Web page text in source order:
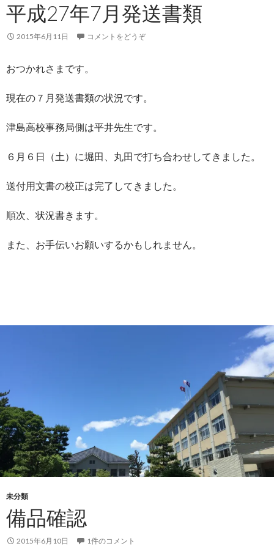
平成27年7月発送書類
2015年6月11日 コメントをどうぞ
おつかれさまです。
現在の７月発送書類の状況です。
津島高校事務局側は平井先生です。
６月６日（土）に堀田、丸田で打ち合わせしてきました。
送付用文書の校正は完了してきました。
順次、状況書きます。
また、お手伝いお願いするかもしれません。
未分類
備品確認
2015年6月10日 1件のコメント